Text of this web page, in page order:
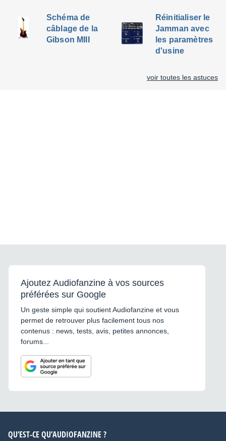
Schéma de
câblage de la
Gibson MIII
Réinitialiser le
Jamman avec
les paramètres
d'usine
voir toutes les astuces
Ajoutez Audiofanzine à vos sources
préférées sur Google
Un geste simple qui soutient Audiofanzine et vous
permet de retrouver plus facilement tous nos
contenus : news, tests, avis, petites annonces,
forums...
QU’EST-CE QU’AUDIOFANZINE ?